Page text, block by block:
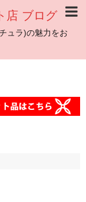
店 ブログ
ュラ)の魅力をお